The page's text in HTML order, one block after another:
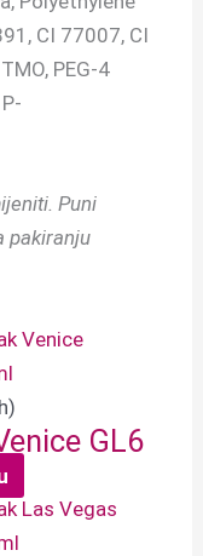
CI 77007, CI
PEG-4
Puni
pakiranju
GL6